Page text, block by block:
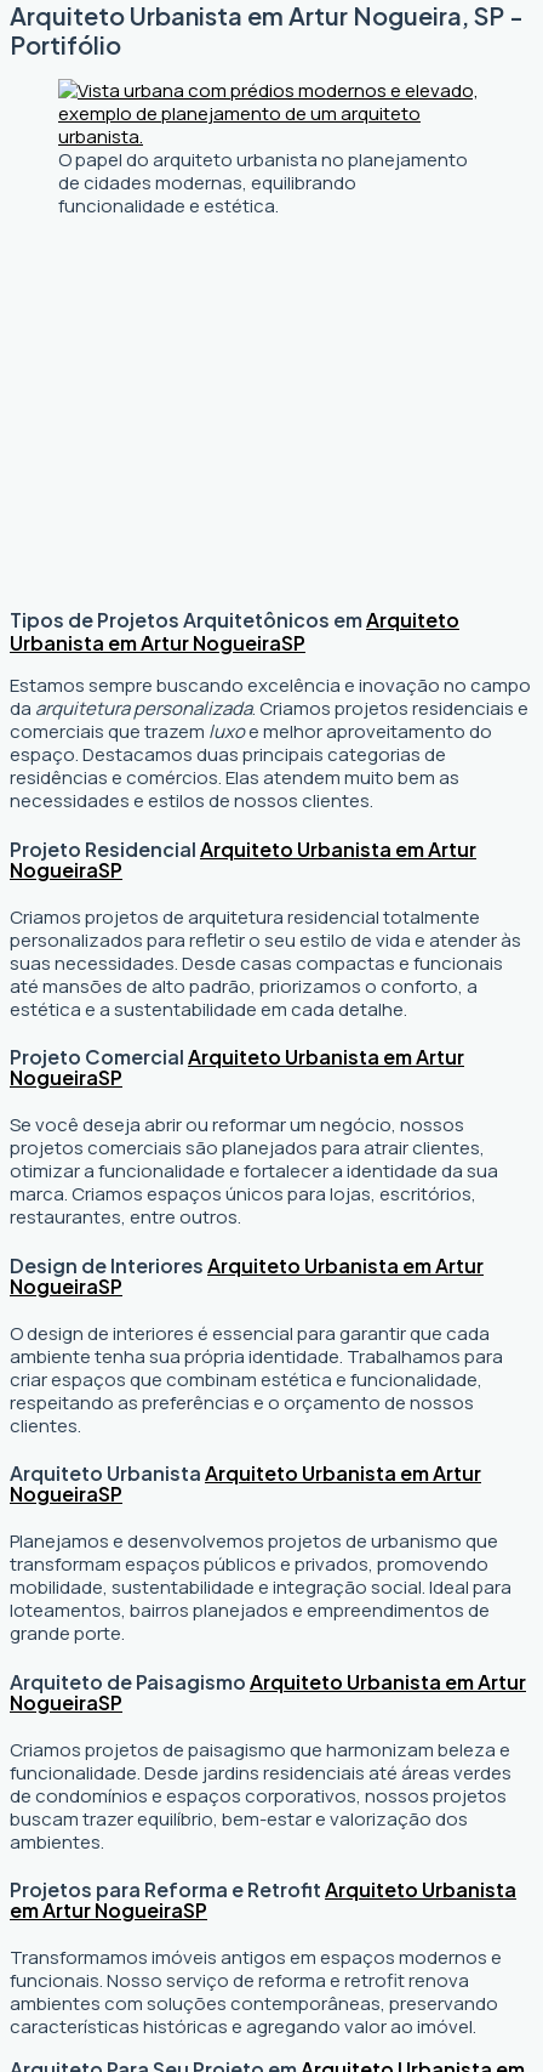
Arquiteto Urbanista em Artur Nogueira, SP -
Portifólio
O papel do arquiteto urbanista no planejamento
de cidades modernas, equilibrando
funcionalidade e estética.
Tipos de Projetos Arquitetônicos emArquiteto
Urbanista em Artur NogueiraSP
Estamos sempre buscando excelência e inovação no campo
da arquitetura personalizada. Criamos projetos residenciais e
comerciais que trazem luxoe melhor aproveitamento do
espaço. Destacamos duas principais categorias de
residências e comércios. Elas atendem muito bem as
necessidades e estilos de nossos clientes.
Projeto ResidencialArquiteto Urbanista em Artur
NogueiraSP
Criamos projetos de arquitetura residencial totalmente
personalizados para refletir o seu estilo de vida e atender às
suas necessidades. Desde casas compactas e funcionais
até mansões de alto padrão, priorizamos o conforto, a
estética e a sustentabilidade em cada detalhe.
Projeto ComercialArquiteto Urbanista em Artur
NogueiraSP
Se você deseja abrir ou reformar um negócio, nossos
projetos comerciais são planejados para atrair clientes,
otimizar a funcionalidade e fortalecer a identidade da sua
marca. Criamos espaços únicos para lojas, escritórios,
restaurantes, entre outros.
Design de InterioresArquiteto Urbanista em Artur
NogueiraSP
O design de interiores é essencial para garantir que cada
ambiente tenha sua própria identidade. Trabalhamos para
criar espaços que combinam estética e funcionalidade,
respeitando as preferências e o orçamento de nossos
clientes.
Arquiteto UrbanistaArquiteto Urbanista em Artur
NogueiraSP
Planejamos e desenvolvemos projetos de urbanismo que
transformam espaços públicos e privados, promovendo
mobilidade, sustentabilidade e integração social. Ideal para
loteamentos, bairros planejados e empreendimentos de
grande porte.
Arquiteto de PaisagismoArquiteto Urbanista em Artur
NogueiraSP
Criamos projetos de paisagismo que harmonizam beleza e
funcionalidade. Desde jardins residenciais até áreas verdes
de condomínios e espaços corporativos, nossos projetos
buscam trazer equilíbrio, bem-estar e valorização dos
ambientes.
Projetos para Reforma e RetrofitArquiteto Urbanista
em Artur NogueiraSP
Transformamos imóveis antigos em espaços modernos e
funcionais. Nosso serviço de reforma e retrofit renova
ambientes com soluções contemporâneas, preservando
características históricas e agregando valor ao imóvel.